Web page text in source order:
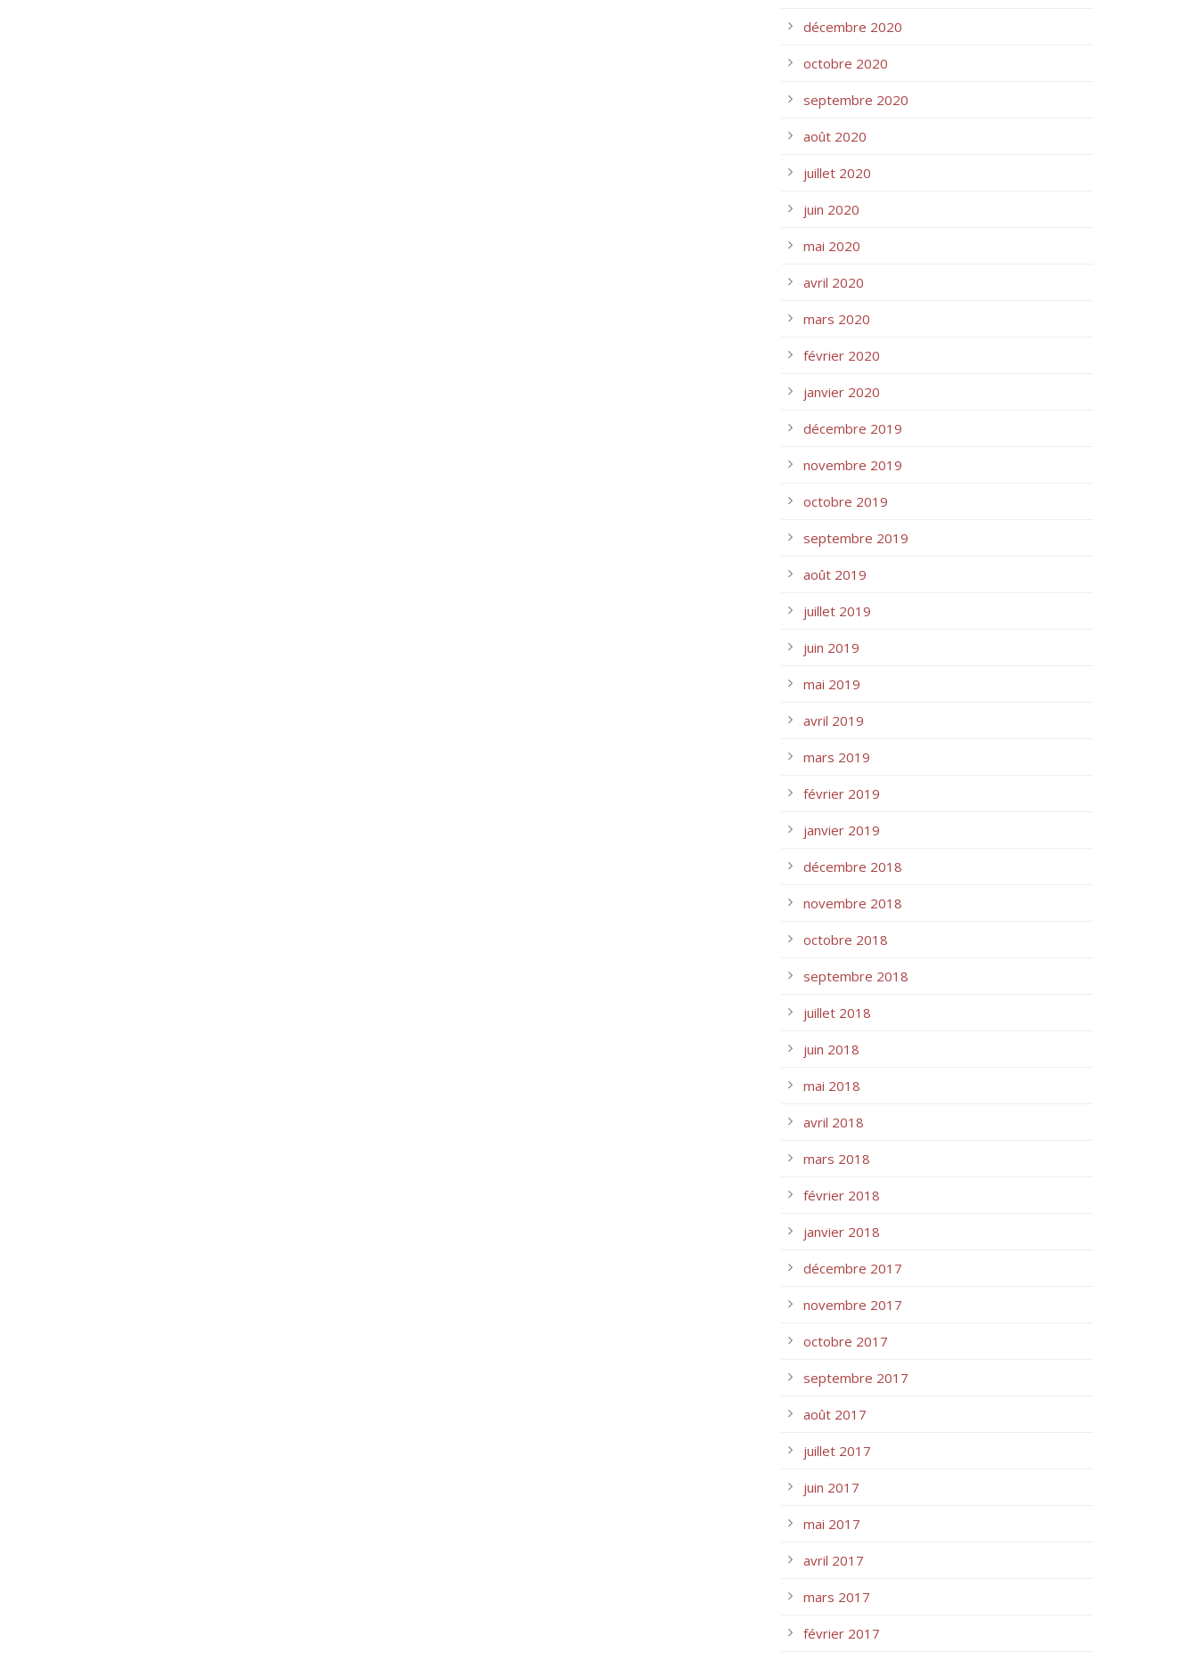
décembre 2020
octobre 2020
septembre 2020
août 2020
juillet 2020
juin 2020
mai 2020
avril 2020
mars 2020
février 2020
janvier 2020
décembre 2019
novembre 2019
octobre 2019
septembre 2019
août 2019
juillet 2019
juin 2019
mai 2019
avril 2019
mars 2019
février 2019
janvier 2019
décembre 2018
novembre 2018
octobre 2018
septembre 2018
juillet 2018
juin 2018
mai 2018
avril 2018
mars 2018
février 2018
janvier 2018
décembre 2017
novembre 2017
octobre 2017
septembre 2017
août 2017
juillet 2017
juin 2017
mai 2017
avril 2017
mars 2017
février 2017